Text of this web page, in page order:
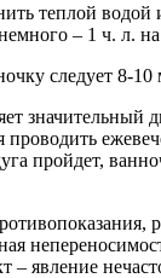
теплой водой
– 1 ч. л.
следует 8-10
значительный
проводить
пройдет,
– явление